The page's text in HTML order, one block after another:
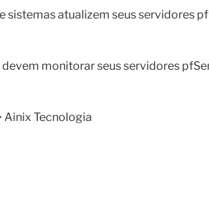
atualizem seus servidores
monitorar seus servidores
Ainix Tecnologia